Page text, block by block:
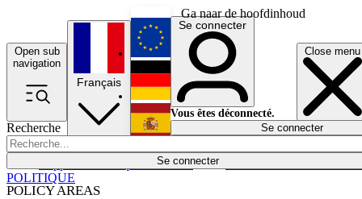
Ga naar de hoofdinhoud
Open sub
navigation
Close menu
Recherche
Se connecter
POLICY AREAS
Économie
Français
English
Deutsch
Español
Se connecter
Vous êtes déconnecté.
Se connecter
POLITIQUE